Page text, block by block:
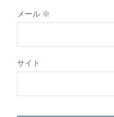
メール ※
サイト